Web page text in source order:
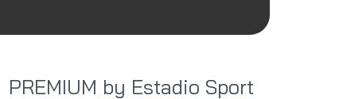
PREMIUM by Estadio Sport